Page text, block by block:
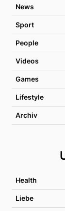
News
Sport
People
Videos
Games
Lifestyle
Archiv
Health
Liebe